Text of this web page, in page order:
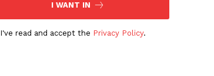
I WANT IN
I've read and accept the Privacy Policy.